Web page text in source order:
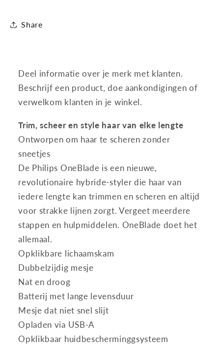
Share
Deel informatie over je merk met klanten.
Beschrijf een product, doe aankondigingen of
verwelkom klanten in je winkel.
Trim, scheer en style haar van elke lengte
Ontworpen om haar te scheren zonder
sneetjes
De Philips OneBlade is een nieuwe,
revolutionaire hybride-styler die haar van
iedere lengte kan trimmen en scheren en altijd
voor strakke lijnen zorgt. Vergeet meerdere
stappen en hulpmiddelen. OneBlade doet het
allemaal.
Opklikbare lichaamskam
Dubbelzijdig mesje
Nat en droog
Batterij met lange levensduur
Mesje dat niet snel slijt
Opladen via USB-A
Opklikbaar huidbescherminggsysteem